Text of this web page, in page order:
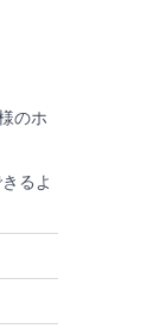
のホ
るよ